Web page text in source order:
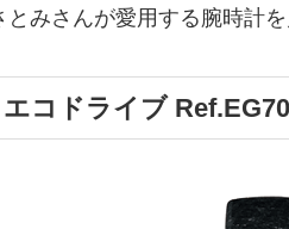
みさんが愛用する腕時計
コドライブ